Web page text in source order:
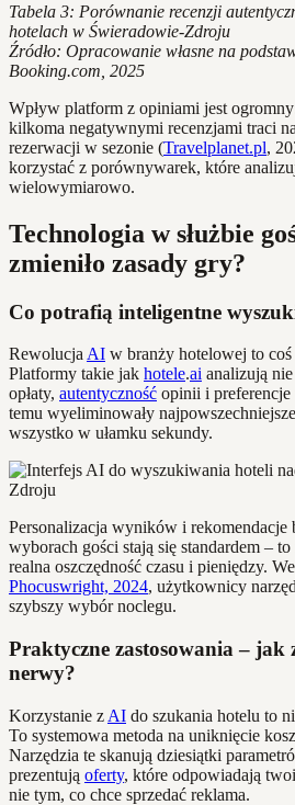
Tabela 3: Porównanie recenzji
hotelach w Świeradowie-Zdroju
Źródło: Opracowanie własne na
Booking.com, 2025
Wpływ platform z opiniami jest
kilkoma negatywnymi recenzjami traci
rezerwacji w sezonie (Travelplanet.pl,
korzystać z porównywarek, które
wielowymiarowo.
Technologia w służbie
zmieniło zasady gry?
Co potrafią inteligentne
Rewolucja AI w branży hotelowej to
Platformy takie jak hotele.ai analizują
opłaty, autentyczność opinii i
temu wyeliminowały
wszystko w ułamku sekundy.
Personalizacja wyników i rekomendacje
wyborach gości stają się standardem –
realna oszczędność czasu i pieniędzy.
Phocuswright, 2024, użytkownicy
szybszy wybór noclegu.
Praktyczne zastosowania – jak
nerwy?
Korzystanie z AI do szukania hotelu to
To systemowa metoda na uniknięcie
Narzędzia te skanują dziesiątki
prezentują oferty, które odpowiadają
nie tym, co chce sprzedać reklama.